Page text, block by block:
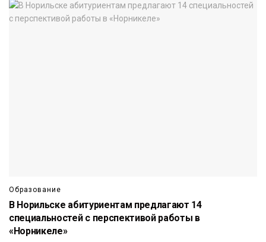
Образование
В Норильске абитуриентам предлагают 14
специальностей с перспективой работы в
«Норникеле»